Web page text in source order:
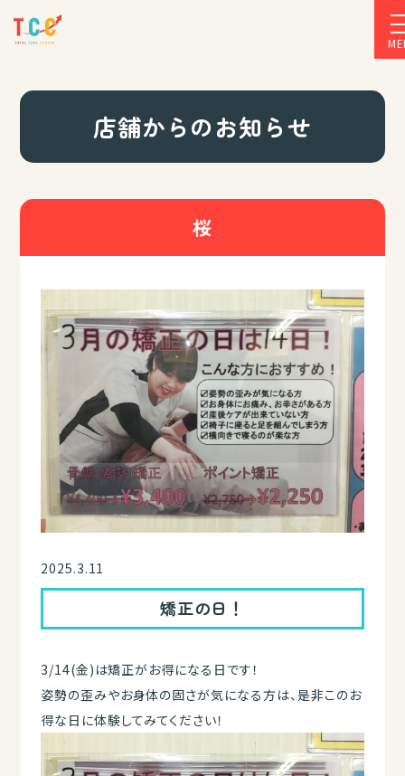
店舗からのお知らせ
桜
2025.3.11
矯正の日！
3/14(金)は矯正がお得になる日です！
姿勢の歪みやお身体の固さが気になる方は、是非このお
得な日に体験してみてください！